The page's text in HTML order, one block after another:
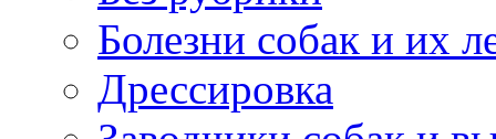
Болезни собак и их
Дрессировка